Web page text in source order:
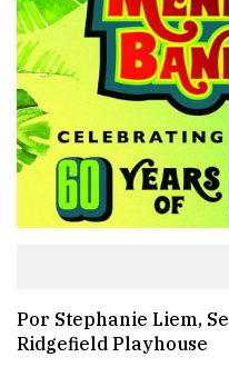
Por Stephanie Liem,
Ridgefield Playhouse